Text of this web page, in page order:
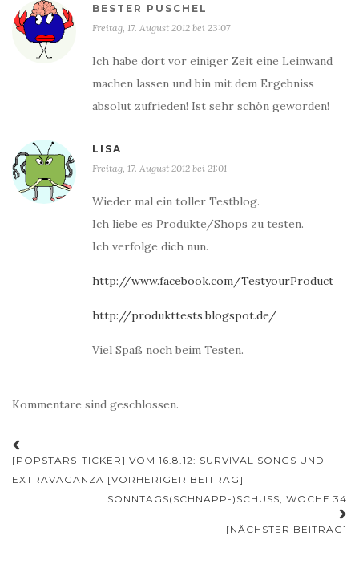
BESTER PUSCHEL
Freitag, 17. August 2012 bei 23:07
Ich habe dort vor einiger Zeit eine Leinwand
machen lassen und bin mit dem Ergebniss
absolut zufrieden! Ist sehr schön geworden!
LISA
Freitag, 17. August 2012 bei 21:01
Wieder mal ein toller Testblog.
Ich liebe es Produkte/Shops zu testen.
Ich verfolge dich nun.
http://www.facebook.com/TestyourProduct
http://produkttests.blogspot.de/
Viel Spaß noch beim Testen.
Kommentare sind geschlossen.
Beitrags-
Navigation
[POPSTARS-TICKER] VOM 16.8.12: SURVIVAL SONGS UND
EXTRAVAGANZA [VORHERIGER BEITRAG]
SONNTAGS(SCHNAPP-)SCHUSS, WOCHE 34
[NÄCHSTER BEITRAG]